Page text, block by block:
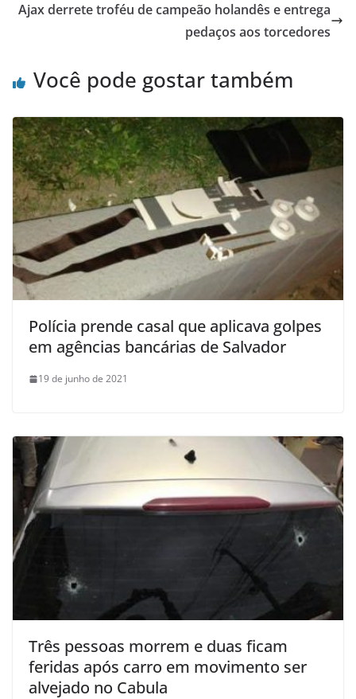
Ajax derrete troféu de campeão holandês e entrega
pedaços aos torcedores
Você pode gostar também
Polícia prende casal que aplicava golpes
em agências bancárias de Salvador
19 de junho de 2021
Três pessoas morrem e duas ficam
feridas após carro em movimento ser
alvejado no Cabula